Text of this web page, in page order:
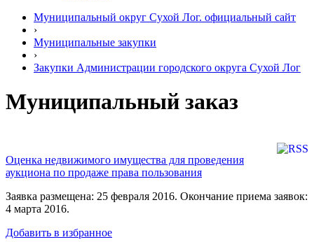
Муниципальный округ Сухой Лог. официальный сайт
›
Муниципальные закупки
›
Закупки Администрации городского округа Сухой Лог
Муниципальный заказ
Оценка недвижимого имущества для проведения
аукциона по продаже права пользования
Заявка размещена: 25 февраля 2016. Окончание приема заявок:
4 марта 2016.
Добавить в избранное